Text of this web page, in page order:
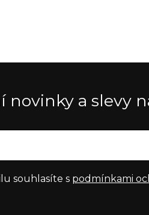
novinky a slevy
souhlasíte s podmínkami